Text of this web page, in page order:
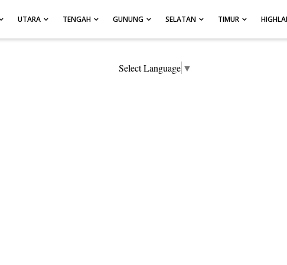
UTARA TENGAH GUNUNG SELATAN TIMUR
Select Language ▼